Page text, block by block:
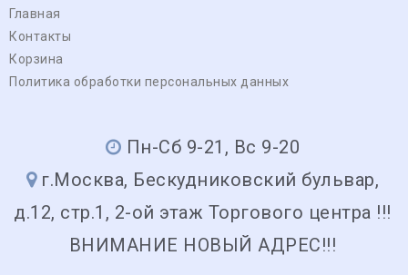
Главная
Контакты
Корзина
Политика обработки персональных данных
Пн-Сб 9-21, Вс 9-20
г.Москва, Бескудниковский бульвар,
д.12, стр.1, 2-ой этаж Торгового центра !!!
ВНИМАНИЕ НОВЫЙ АДРЕС!!!